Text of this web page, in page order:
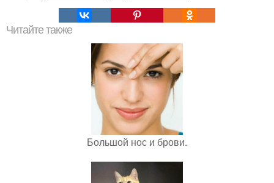
Читайте также
Большой нос и брови.